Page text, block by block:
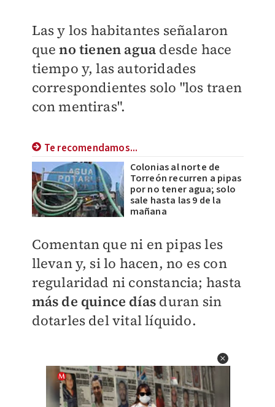
Las y los habitantes señalaron
queno tienen agua desde hace
tiempo y, las autoridades
correspondientes solo "los traen
con mentiras".
Te recomendamos...
Colonias al norte de
Torreón recurren a pipas
por no tener agua; solo
sale hasta las 9 de la
mañana
Comentan que ni en pipas les
llevan y, si lo hacen, no es con
regularidad ni constancia; hasta
más de quince días duran sin
dotarles del vital líquido.